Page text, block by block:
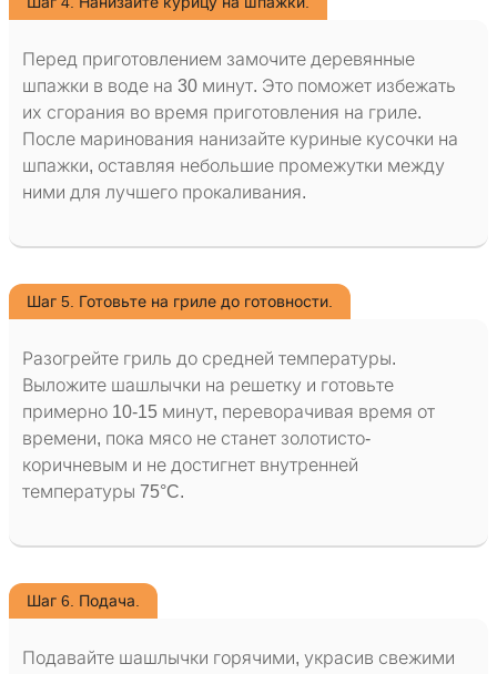
Перед приготовлением замочите деревянные
шпажки в воде на 30 минут. Это поможет избежать
их сгорания во время приготовления на гриле.
После маринования нанизайте куриные кусочки на
шпажки, оставляя небольшие промежутки между
ними для лучшего прокаливания.
Шаг 5. Готовьте на гриле до готовности.
Разогрейте гриль до средней температуры.
Выложите шашлычки на решетку и готовьте
примерно 10-15 минут, переворачивая время от
времени, пока мясо не станет золотисто-
коричневым и не достигнет внутренней
температуры 75°C.
Шаг 6. Подача.
Подавайте шашлычки горячими, украсив свежими